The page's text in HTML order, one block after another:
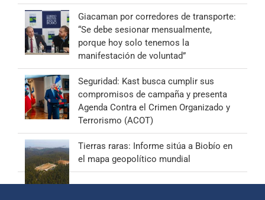
Giacaman por corredores de transporte:
“Se debe sesionar mensualmente,
porque hoy solo tenemos la
manifestación de voluntad”
Seguridad: Kast busca cumplir sus
compromisos de campaña y presenta
Agenda Contra el Crimen Organizado y
Terrorismo (ACOT)
Tierras raras: Informe sitúa a Biobío en
el mapa geopolítico mundial